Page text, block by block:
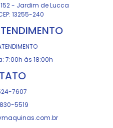
- Jardim de Lucca
13255-240
7:00h às 18:00h
7607
5519